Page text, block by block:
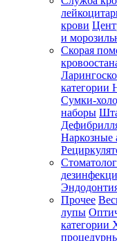
крови
и
Скорая
категории
Сумки-
наборы
Наркозные
Прочее
лупы
категории